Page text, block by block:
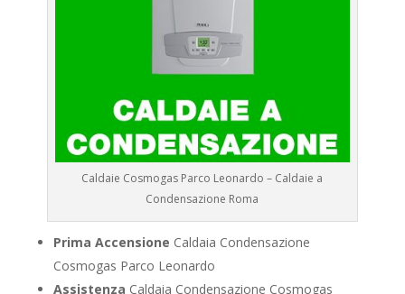
Caldaie Cosmogas Parco Leonardo – Caldaie a
Condensazione Roma
Prima Accensione Caldaia Condensazione
Cosmogas Parco Leonardo
Assistenza Caldaia Condensazione Cosmogas